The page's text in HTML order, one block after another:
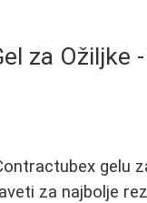
za Ožiljke
gelu
za najbolje